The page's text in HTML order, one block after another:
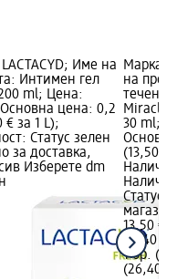
Име на
Интимен гел
ml; Цена:
цена: 0,2
€ за 1 L);
Статус зелен
за доставка,
Изберете dm
Марка:
на
течен
Miracle
30 ml;
(13,50 €
Статус
магазин
13,50 €
26,40
1 бр.
(26,40